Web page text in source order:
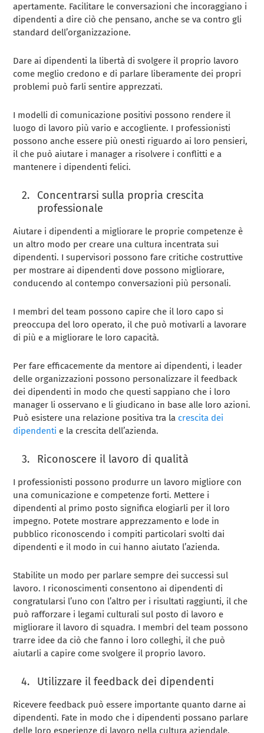
apertamente. Facilitare le conversazioni che incoraggiano i
dipendenti a dire ciò che pensano, anche se va contro gli
standard dell’organizzazione.
Dare ai dipendenti la libertà di svolgere il proprio lavoro
come meglio credono e di parlare liberamente dei propri
problemi può farli sentire apprezzati.
I modelli di comunicazione positivi possono rendere il
luogo di lavoro più vario e accogliente. I professionisti
possono anche essere più onesti riguardo ai loro pensieri,
il che può aiutare i manager a risolvere i conflitti e a
mantenere i dipendenti felici.
Concentrarsi sulla propria crescita
professionale
Aiutare i dipendenti a migliorare le proprie competenze è
un altro modo per creare una cultura incentrata sui
dipendenti. I supervisori possono fare critiche costruttive
per mostrare ai dipendenti dove possono migliorare,
conducendo al contempo conversazioni più personali.
I membri del team possono capire che il loro capo si
preoccupa del loro operato, il che può motivarli a lavorare
di più e a migliorare le loro capacità.
Per fare efficacemente da mentore ai dipendenti, i leader
delle organizzazioni possono personalizzare il feedback
dei dipendenti in modo che questi sappiano che i loro
manager li osservano e li giudicano in base alle loro azioni.
Può esistere una relazione positiva tra la crescita dei
dipendenti e la crescita dell’azienda.
Riconoscere il lavoro di qualità
I professionisti possono produrre un lavoro migliore con
una comunicazione e competenze forti. Mettere i
dipendenti al primo posto significa elogiarli per il loro
impegno. Potete mostrare apprezzamento e lode in
pubblico riconoscendo i compiti particolari svolti dai
dipendenti e il modo in cui hanno aiutato l’azienda.
Stabilite un modo per parlare sempre dei successi sul
lavoro. I riconoscimenti consentono ai dipendenti di
congratularsi l’uno con l’altro per i risultati raggiunti, il che
può rafforzare i legami culturali sul posto di lavoro e
migliorare il lavoro di squadra. I membri del team possono
trarre idee da ciò che fanno i loro colleghi, il che può
aiutarli a capire come svolgere il proprio lavoro.
Utilizzare il feedback dei dipendenti
Ricevere feedback può essere importante quanto darne ai
dipendenti. Fate in modo che i dipendenti possano parlare
delle loro esperienze di lavoro nella cultura aziendale.